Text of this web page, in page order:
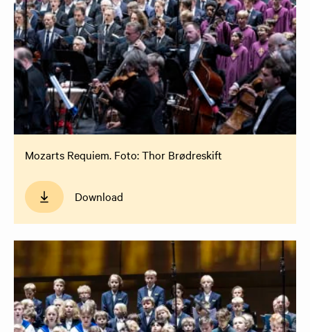
Mozarts Requiem. Foto: Thor Brødreskift
Download